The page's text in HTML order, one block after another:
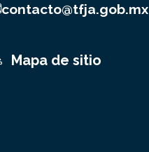
contacto@tfja.gob.mx
Mapa de sitio